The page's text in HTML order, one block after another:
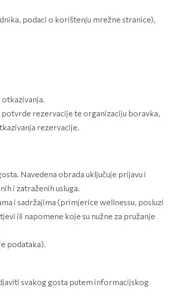
podaci o korištenju mrežne stranice),
rezervacije te organizaciju boravka,
rezervacije.
Navedena obrada uključuje prijavu i
i zatraženih usluga.
i sadržajima (primjerice wellnessu, posluzi
ili napomene koje su nužne za pružanje
podataka).
svakog gosta putem informacijskog